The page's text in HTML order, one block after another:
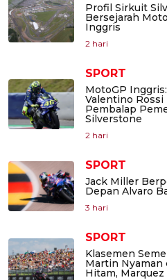
Profil Sirkuit
Bersejarah
Inggris
2 hari
SPORT
MotoGP
Valentino Rossi
Pembalap
Silverstone
2 hari
SPORT
Jack Miller
Depan Alvaro
3 hari
SPORT
Klasemen
Martin Nyaman
Hitam,